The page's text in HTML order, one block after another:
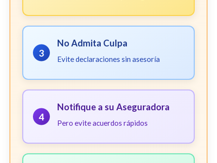
3
No Admita Culpa
Evite declaraciones sin asesoría
4
Notifique a su Aseguradora
Pero evite acuerdos rápidos